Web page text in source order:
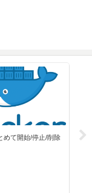
めて開始/停止/削除